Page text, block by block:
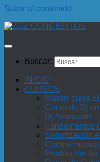
Saltar al contenido
Buscar:
INICIO
CURSOS
Master class
Curso de Dj
Dj Avanzado
Fundamentos
Sonorización
Combo
Producción